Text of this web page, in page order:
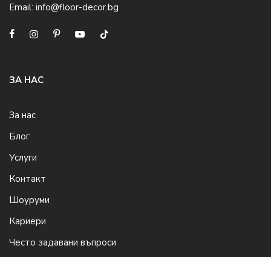
Email: info@floor-decor.bg
ЗА НАС
За нас
Блог
Услуги
Контакт
Шоуруми
Кариери
Често задавани въпроси